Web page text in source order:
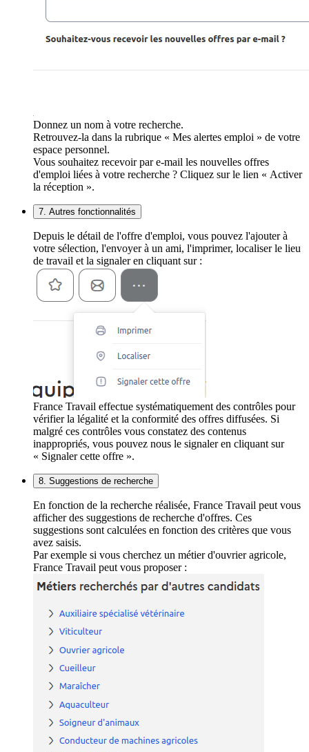
Donnez un nom à votre recherche.
Retrouvez-la dans la rubrique « Mes alertes emploi » de votre
espace personnel.
Vous souhaitez recevoir par e-mail les nouvelles offres
d'emploi liées à votre recherche ? Cliquez sur le lien « Activer
la réception ».
7. Autres fonctionnalités
Depuis le détail de l'offre d'emploi, vous pouvez l'ajouter à
votre sélection, l'envoyer à un ami, l'imprimer, localiser le lieu
de travail et la signaler en cliquant sur :
France Travail effectue systématiquement des contrôles pour
vérifier la légalité et la conformité des offres diffusées. Si
malgré ces contrôles vous constatez des contenus
inappropriés, vous pouvez nous le signaler en cliquant sur
« Signaler cette offre ».
8. Suggestions de recherche
En fonction de la recherche réalisée, France Travail peut vous
afficher des suggestions de recherche d'offres. Ces
suggestions sont calculées en fonction des critères que vous
avez saisis.
Par exemple si vous cherchez un métier d'ouvrier agricole,
France Travail peut vous proposer :